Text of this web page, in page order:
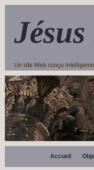
Un site Web conçu
Accueil